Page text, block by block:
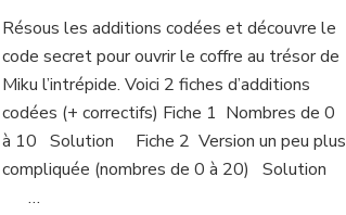
codées
Résous les additions codées et découvre le
code secret pour ouvrir le coffre au trésor de
Miku l’intrépide. Voici 2 fiches d’additions
codées (+ correctifs) Fiche 1 Nombres de 0
à 10 Solution Fiche 2 Version un peu plus
compliquée (nombres de 0 à 20) Solution
…